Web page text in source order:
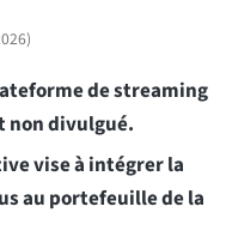
)
de streaming
non divulgué.
vise à intégrer la
au portefeuille de la